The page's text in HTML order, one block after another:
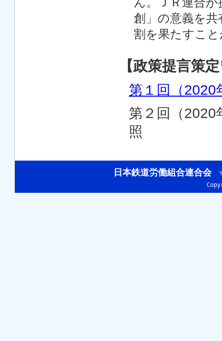
創」の意義を
割を果たすこ
【政策提言策
第１回（2020
第２回（
照
日本鉄道労働組合連合会